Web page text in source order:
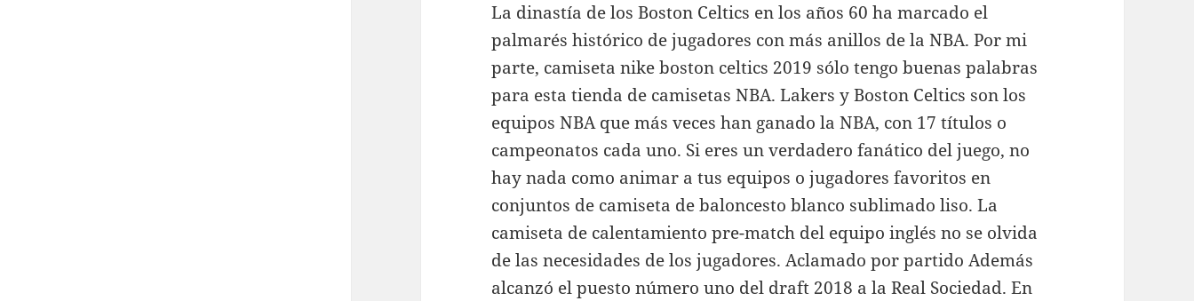
La dinastía de los Boston Celtics en los años 60 ha marcado el
palmarés histórico de jugadores con más anillos de la NBA. Por mi
parte, camiseta nike boston celtics 2019 sólo tengo buenas palabras
para esta tienda de camisetas NBA. Lakers y Boston Celtics son los
equipos NBA que más veces han ganado la NBA, con 17 títulos o
campeonatos cada uno. Si eres un verdadero fanático del juego, no
hay nada como animar a tus equipos o jugadores favoritos en
conjuntos de camiseta de baloncesto blanco sublimado liso. La
camiseta de calentamiento pre-match del equipo inglés no se olvida
de las necesidades de los jugadores. Aclamado por partido Además
alcanzó el puesto número uno del draft 2018 a la Real Sociedad. En